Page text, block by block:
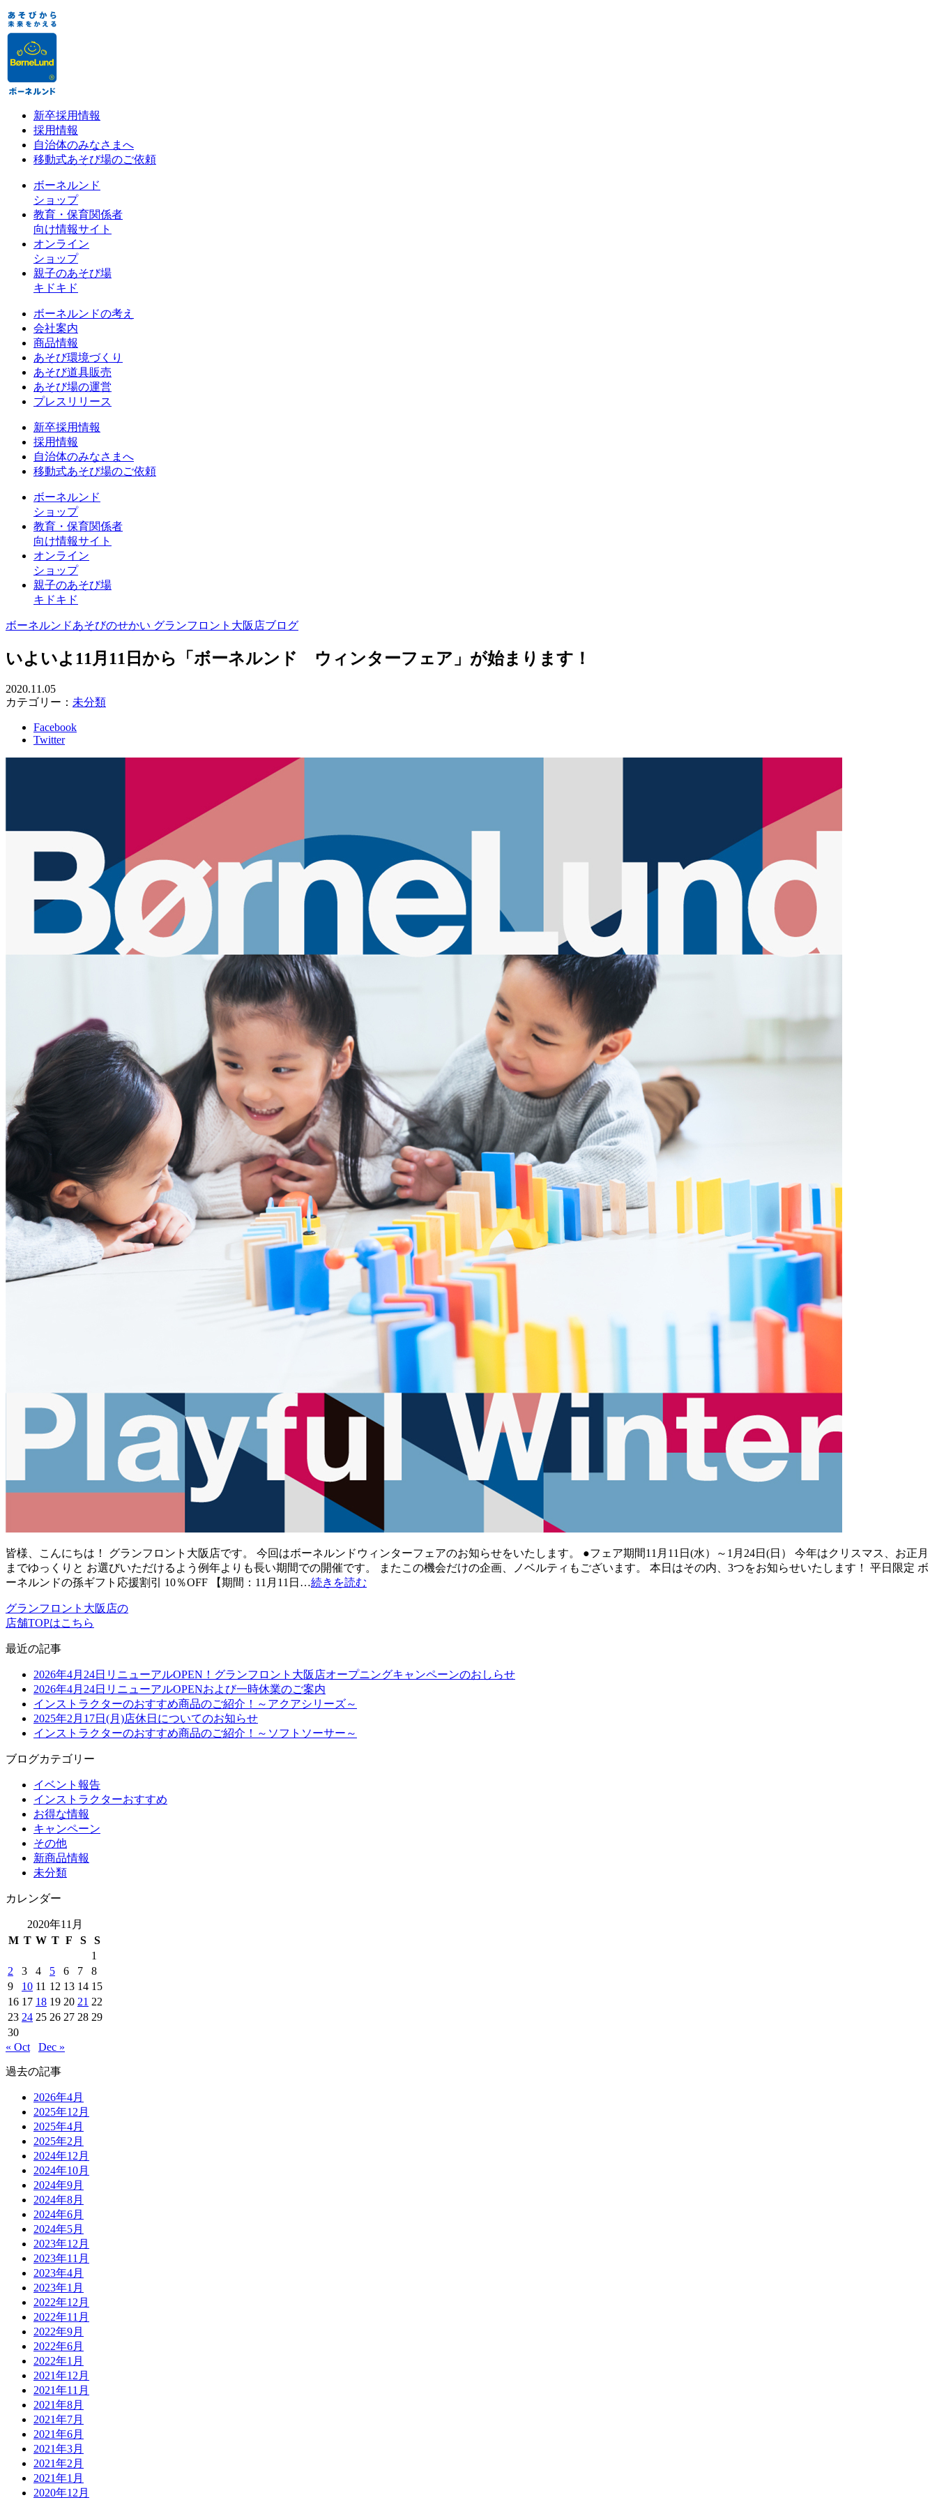
新卒採用情報
採用情報
自治体のみなさまへ
移動式あそび場のご依頼
ボーネルンド
ショップ
教育・保育関係者
向け情報サイト
オンライン
ショップ
親子のあそび場
キドキド
ボーネルンドの考え
会社案内
商品情報
あそび環境づくり
あそび道具販売
あそび場の運営
プレスリリース
新卒採用情報
採用情報
自治体のみなさまへ
移動式あそび場のご依頼
ボーネルンド
ショップ
教育・保育関係者
向け情報サイト
オンライン
ショップ
親子のあそび場
キドキド
ボーネルンドあそびのせかい グランフロント大阪店ブログ
いよいよ11月11日から「ボーネルンド ウィンターフェア」が始まります！
2020.11.05
カテゴリー： 未分類
Facebook
Twitter
皆様、こんにちは！ グランフロント大阪店です。 今回はボーネルンドウィンターフェアのお知らせをいたします。 ●フェア期間11月11日(水）～1月24日(日） 今年はクリスマス、お正月
までゆっくりと お選びいただけるよう例年よりも長い期間での開催です。 またこの機会だけの企画、ノベルティもございます。 本日はその内、3つをお知らせいたします！ 平日限定 ボ
ーネルンドの孫ギフト応援割引 10％OFF 【期間：11月11日…続きを読む
グランフロント大阪店の
店舗TOPはこちら
最近の記事
2026年4月24日リニューアルOPEN！グランフロント大阪店オープニングキャンペーンのおしらせ
2026年4月24日リニューアルOPENおよび一時休業のご案内
インストラクターのおすすめ商品のご紹介！～アクアシリーズ～
2025年2月17日(月)店休日についてのお知らせ
インストラクターのおすすめ商品のご紹介！～ソフトソーサー～
ブログカテゴリー
イベント報告
インストラクターおすすめ
お得な情報
キャンペーン
その他
新商品情報
未分類
カレンダー
2020年11月
M T W T F S
S
1
2
3 4 5 6 7
8
9
10 11 12 13 14 15
16 17 18 19 20 21 22
23 24 25 26 27 28 29
30
« Oct
Dec »
過去の記事
2026年4月
2025年12月
2025年4月
2025年2月
2024年12月
2024年10月
2024年9月
2024年8月
2024年6月
2024年5月
2023年12月
2023年11月
2023年4月
2023年1月
2022年12月
2022年11月
2022年9月
2022年6月
2022年1月
2021年12月
2021年11月
2021年8月
2021年7月
2021年6月
2021年3月
2021年2月
2021年1月
2020年12月